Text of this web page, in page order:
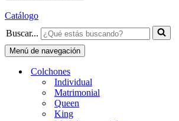
Catálogo
Buscar...
Menú de navegación
Colchones
Individual
Matrimonial
Queen
King